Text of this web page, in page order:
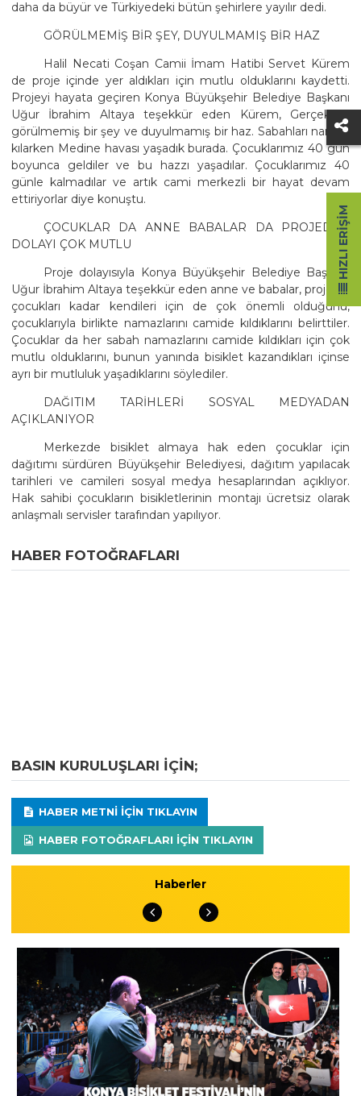
daha da büyür ve Türkiyedeki bütün şehirlere yayılır dedi.
GÖRÜLMEMİŞ BİR ŞEY, DUYULMAMIŞ BİR HAZ
Halil Necati Coşan Camii İmam Hatibi Servet Kürem
de proje içinde yer aldıkları için mutlu olduklarını kaydetti.
Projeyi hayata geçiren Konya Büyükşehir Belediye Başkanı
Uğur İbrahim Altaya teşekkür eden Kürem, Gerçekten
görülmemiş bir şey ve duyulmamış bir haz. Sabahları namaz
kılarken Medine havası yaşadık burada. Çocuklarımız 40 gün
boyunca geldiler ve bu hazzı yaşadılar. Çocuklarımız 40
günle kalmadılar ve artık cami merkezli bir hayat devam
ettiriyorlar diye konuştu.
ÇOCUKLAR DA ANNE BABALAR DA PROJEDEN
DOLAYI ÇOK MUTLU
Proje dolayısıyla Konya Büyükşehir Belediye Başkanı
Uğur İbrahim Altaya teşekkür eden anne ve babalar, projenin
çocukları kadar kendileri için de çok önemli olduğunu,
çocuklarıyla birlikte namazlarını camide kıldıklarını belirttiler.
Çocuklar da her sabah namazlarını camide kıldıkları için çok
mutlu olduklarını, bunun yanında bisiklet kazandıkları içinse
ayrı bir mutluluk yaşadıklarını söylediler.
DAĞITIM TARİHLERİ SOSYAL MEDYADAN
AÇIKLANIYOR
Merkezde bisiklet almaya hak eden çocuklar için
dağıtımı sürdüren Büyükşehir Belediyesi, dağıtım yapılacak
tarihleri ve camileri sosyal medya hesaplarından açıklıyor.
Hak sahibi çocukların bisikletlerinin montajı ücretsiz olarak
anlaşmalı servisler tarafından yapılıyor.
HABER FOTOĞRAFLARI
BASIN KURULUŞLARI IÇIN;
HABER METNI IÇIN TIKLAYIN
HABER FOTOĞRAFLARI IÇIN TIKLAYIN
Haberler
HIZLI ERIŞIM